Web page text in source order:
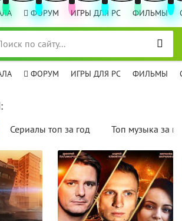
ФОРУМ ИГРЫ ДЛЯ PC ФИЛЬМЫ
ФОРУМ ИГРЫ ДЛЯ PC ФИЛЬМЫ
Сериалы топ за год Топ музыка за